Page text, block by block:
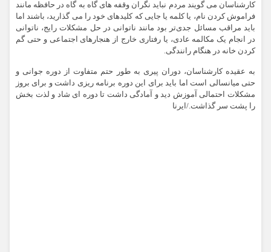
کارشناسان می گویند مردم نباید نگران وقفه های گاه به گاه در حافظه مانند
فراموش کردن نام، یا کلمه یا جایی که کلیدهای خود را می گذارید، باشند اما
باید مراقب مسائل جدی‌تر بود مانند ناتوانی در حل مشکلات رایج، ناتوانی
در انجام یک مکالمه عادی، یا رفتاری خارج از هنجارهای اجتماعی و حتی گم
کردن خانه در هنگام رانندگی.
به عقیده کارشناسان، دوران پیری به طور حتم متفاوت از دوره جوانی و
حتی میانسالی است اما باید برای این دوره برنامه ریزی داشت و برای بروز
مشکلات احتمالی آموزش دید و آمادگی داشت تا دوره ای شاد و لذت بخش
را پشت سر گذاشت./ایرنا